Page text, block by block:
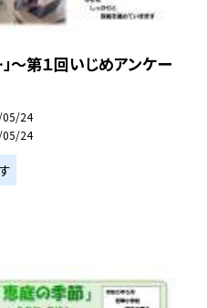
〜第１回いじめアンケー
05/24
05/24